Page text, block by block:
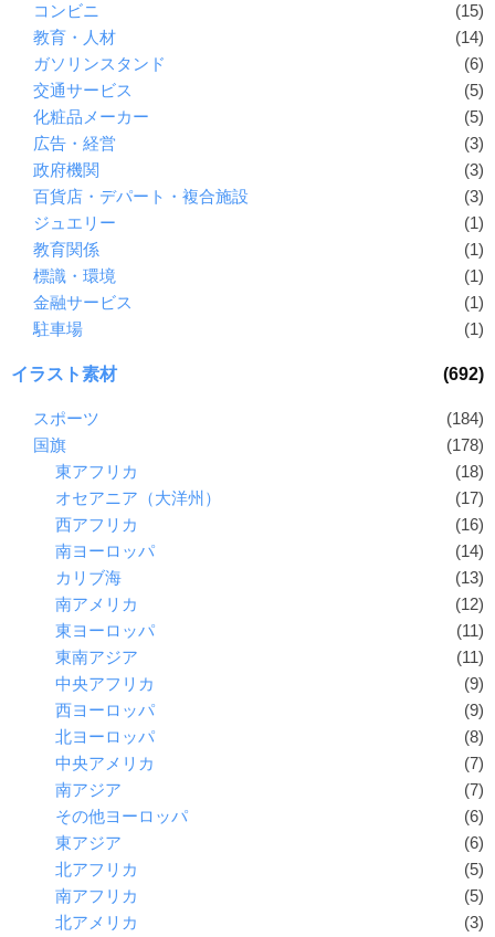
コンビニ
(15)
教育・人材
(14)
ガソリンスタンド
(6)
交通サービス
(5)
化粧品メーカー
(5)
広告・経営
(3)
政府機関
(3)
百貨店・デパート・複合施設
(3)
ジュエリー
(1)
教育関係
(1)
標識・環境
(1)
金融サービス
(1)
駐車場
(1)
イラスト素材 (692)
スポーツ
(184)
国旗
(178)
東アフリカ
(18)
オセアニア（大洋州）
(17)
西アフリカ
(16)
南ヨーロッパ
(14)
カリブ海
(13)
南アメリカ
(12)
東ヨーロッパ
(11)
東南アジア
(11)
中央アフリカ
(9)
西ヨーロッパ
(9)
北ヨーロッパ
(8)
中央アメリカ
(7)
南アジア
(7)
その他ヨーロッパ
(6)
東アジア
(6)
北アフリカ
(5)
南アフリカ
(5)
北アメリカ
(3)